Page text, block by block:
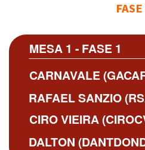
FASE
MESA 1 - FASE 1
CARNAVALE
RAFAEL SANZIO
CIRO VIEIRA
DALTON